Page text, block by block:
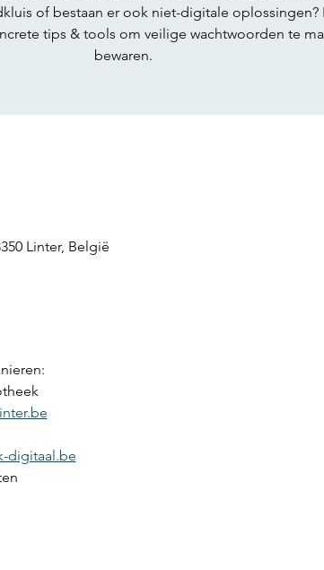
of bestaan er ook niet-digitale oplossingen?
tips & tools om veilige wachtwoorden te
bewaren.
Linter, België
digitaal.be